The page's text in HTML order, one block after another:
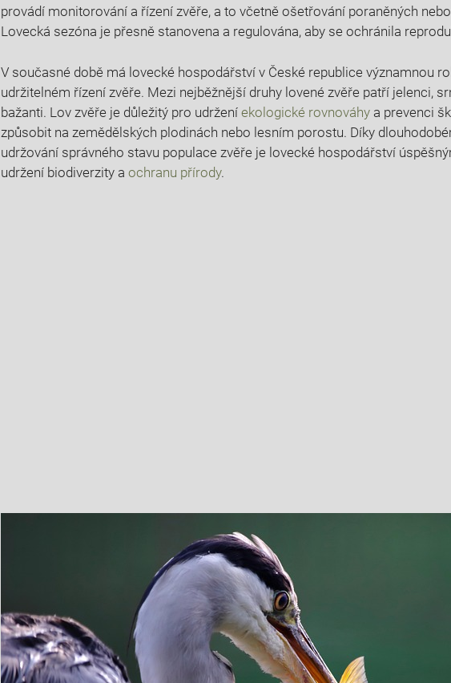
provádí monitorování a⁤ řízení zvěře, a to včetně ošetřování poraněných⁣
Lovecká‍ sezóna je přesně stanovena a regulována, ‌aby se ochránila
V‍ současné době má lovecké hospodářství ​v České republice významnou
udržitelném řízení zvěře. ​Mezi⁣ nejběžnější druhy lovené zvěře ⁣patří⁤ jelenci,
bažanti.⁤ Lov zvěře je důležitý pro udržení ekologické​ rovnováhy a ⁢prevenci
⁢způsobit⁢ na‍ zemědělských‌ plodinách nebo ⁣lesním⁣ porostu. Díky
udržování ​správného stavu ​populace zvěře je lovecké hospodářství
udržení biodiverzity a ochranu⁣ přírody.